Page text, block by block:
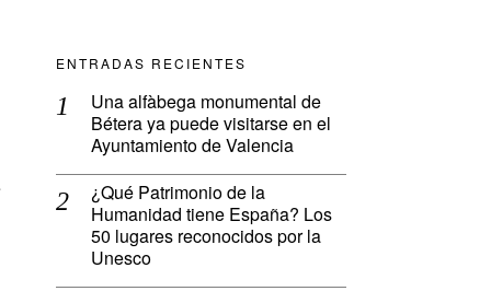
ENTRADAS RECIENTES
Una alfàbega monumental de
Bétera ya puede visitarse en el
Ayuntamiento de Valencia
¿Qué Patrimonio de la
Humanidad tiene España? Los
50 lugares reconocidos por la
Unesco